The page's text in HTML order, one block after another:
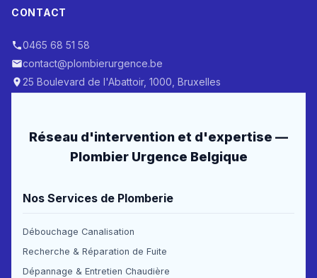
CONTACT
0465 68 51 58
contact@plombierurgence.be
25 Boulevard de l'Abattoir, 1000, Bruxelles
Réseau d'intervention et d'expertise —
Plombier Urgence Belgique
Nos Services de Plomberie
Débouchage Canalisation
Recherche & Réparation de Fuite
Dépannage & Entretien Chaudière